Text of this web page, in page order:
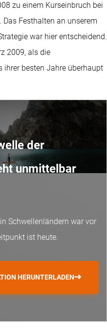
zu einem Kurseinbruch bei
Festhalten an unserem
war hier entscheidend.
2009, als die
ihrer besten Jahre überhaupt
der
unmittelbar
Schwellenländern war vor
ist heute.
HERUNTERLADEN